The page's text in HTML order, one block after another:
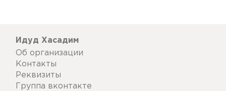
Идуд Хасадим
Об организации
Контакты
Реквизиты
Группа вконтакте